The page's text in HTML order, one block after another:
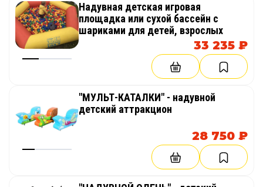
Надувная детская игровая
площадка или сухой бассейн с
шариками для детей, взрослых
33 235 ₽
"МУЛЬТ-КАТАЛКИ" - надувной
детский аттракцион
28 750 ₽